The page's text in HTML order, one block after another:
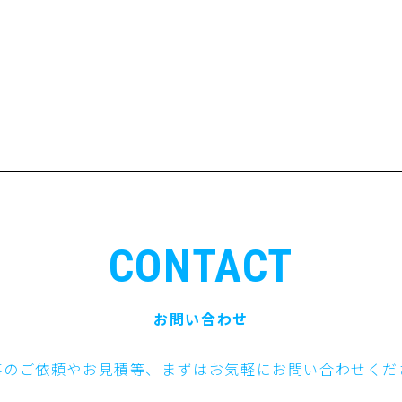
CONTACT
お問い合わせ
ご依頼やお見積等、まずはお気軽にお問い合わせく